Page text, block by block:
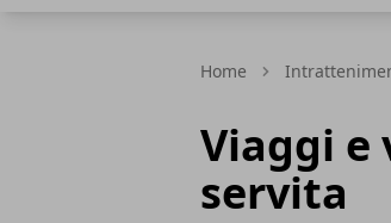
Home
Viaggi e
servita